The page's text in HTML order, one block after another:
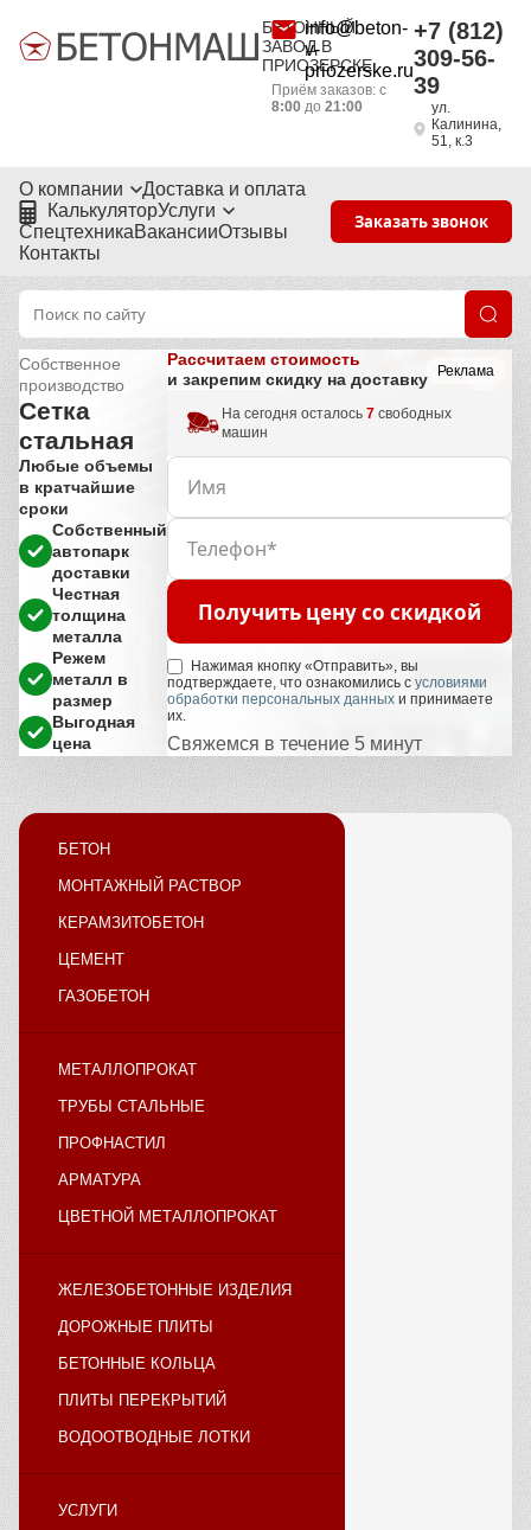
БЕТОННЫЙ
ЗАВОД В
ПРИОЗЕРСКЕ
info@beton-
v-
priozerske.ru
Приём заказов: с
8:00 до 21:00
+7 (812)
309-56-
39
ул.
Калинина,
51, к.3
О компании
Доставка и оплата
КалькуляторУслуги
СпецтехникаВакансииОтзывы
Контакты
Заказать звонок
Реклама
Собственное
производство
Сетка
стальная
Любые объемы
в кратчайшие
сроки
Собственный
автопарк
доставки
Честная
толщина
металла
Режем
металл в
размер
Выгодная
цена
Рассчитаем стоимость
и закрепим скидку на доставку
На сегодня осталось 7 свободных
машин
Получить цену со скидкой
Нажимая кнопку «Отправить», вы
подтверждаете, что ознакомились с условиями
обработки персональных данных и принимаете
их.
Свяжемся в течение 5 минут
БЕТОН
МОНТАЖНЫЙ РАСТВОР
КЕРАМЗИТОБЕТОН
ЦЕМЕНТ
ГАЗОБЕТОН
МЕТАЛЛОПРОКАТ
ТРУБЫ СТАЛЬНЫЕ
ПРОФНАСТИЛ
АРМАТУРА
ЦВЕТНОЙ МЕТАЛЛОПРОКАТ
ЖЕЛЕЗОБЕТОННЫЕ ИЗДЕЛИЯ
ДОРОЖНЫЕ ПЛИТЫ
БЕТОННЫЕ КОЛЬЦА
ПЛИТЫ ПЕРЕКРЫТИЙ
ВОДООТВОДНЫЕ ЛОТКИ
УСЛУГИ